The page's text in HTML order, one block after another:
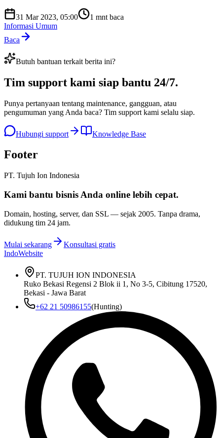
31 Mar 2023, 05:00 1 mnt baca
Informasi Umum
Baca
Butuh bantuan terkait berita ini?
Tim support kami siap bantu 24/7.
Punya pertanyaan tentang maintenance, gangguan, atau
pengumuman yang Anda baca? Tim support kami selalu siap.
Hubungi support Knowledge Base
Footer
PT. Tujuh Ion Indonesia
Kami bantu bisnis Anda online lebih cepat.
Domain, hosting, server, dan SSL — sejak 2005. Tanpa drama,
didukung tim 24 jam.
Mulai sekarang
Konsultasi gratis
IndoWebsite
PT. TUJUH ION INDONESIA
Ruko Bekasi Regensi 2 Blok ii 1, No 3-5, Cibitung 17520,
Bekasi - Jawa Barat
+62 21 50986155(Hunting)